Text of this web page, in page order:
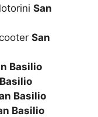
San
San
Basilio
Basilio
Basilio